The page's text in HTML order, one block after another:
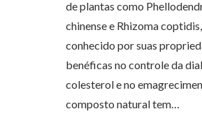
de plantas como
chinense e Rhizoma coptidis,
conhecido por suas
benéficas no controle da
colesterol e no
composto natural tem…